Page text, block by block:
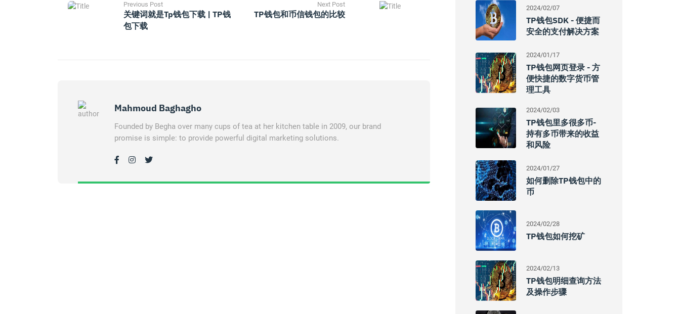
Previous Post
关键词就是tp钱包下载 | TP钱
包下载
Next Post
TP钱包和币信钱包的比较
Mahmoud Baghagho
Founded by Begha over many cups of tea at her kitchen table in 2009, our brand
promise is simple: to provide powerful digital marketing solutions.
2024/02/07
TP钱包SDK - 便捷而
安全的支付解决方案
2024/01/17
TP钱包网页登录 - 方
便快捷的数字货币管
理工具
2024/02/03
TP钱包里多很多币-
持有多币带来的收益
和风险
2024/01/27
如何删除TP钱包中的
币
2024/02/28
TP钱包如何挖矿
2024/02/13
TP钱包明细查询方法
及操作步骤